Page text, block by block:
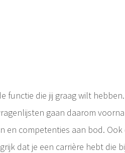
functie die jij graag wilt
gaan daarom
competenties aan bod.
dat je een carrière hebt die